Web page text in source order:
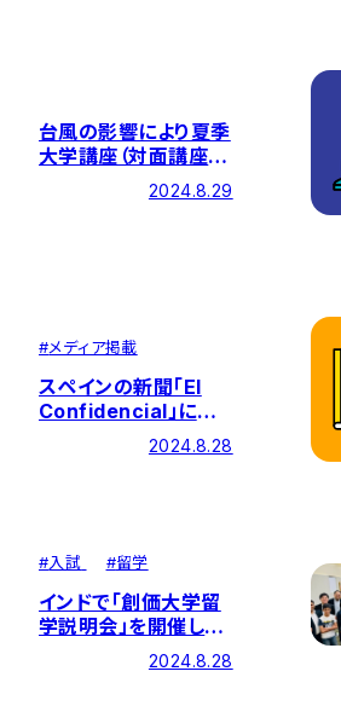
台風の影響により夏季
大学講座（対面講座）
への参加が困難な方
への対応について（８
2024.8.29
#メディア掲載
スペインの新聞「El
Confidencial」に法
学部・岡部史信教授へ
のインタビュー記事が
2024.8.28
#入試 #留学
インドで「創価大学留
学説明会」を開催しま
2024.8.28